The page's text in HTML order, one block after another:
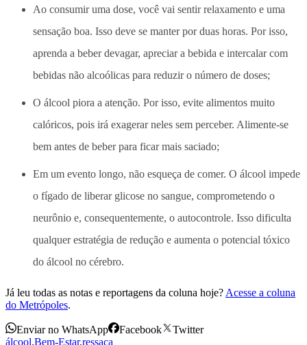
Ao consumir uma dose, você vai sentir relaxamento e uma
sensação boa. Isso deve se manter por duas horas. Por isso,
aprenda a beber devagar, apreciar a bebida e intercalar com
bebidas não alcoólicas para reduzir o número de doses;
O álcool piora a atenção. Por isso, evite alimentos muito
calóricos, pois irá exagerar neles sem perceber. Alimente-se
bem antes de beber para ficar mais saciado;
Em um evento longo, não esqueça de comer. O álcool impede
o fígado de liberar glicose no sangue, comprometendo o
neurônio e, consequentemente, o autocontrole. Isso dificulta
qualquer estratégia de redução e aumenta o potencial tóxico
do álcool no cérebro.
Já leu todas as notas e reportagens da coluna hoje? Acesse a coluna
do Metrópoles.
Enviar no WhatsApp Facebook
Twitter
álcool,Bem-Estar,ressaca